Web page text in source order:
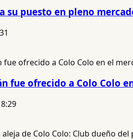
su puesto en pleno
fue ofrecido a Colo Colo